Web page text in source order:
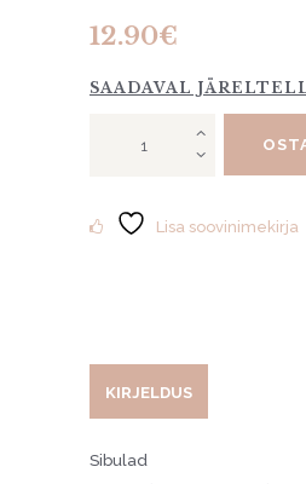
12.90€
SAADAVAL
"Mariage"
Lisa soovinimekirja
KIRJELDUS
Sibulad